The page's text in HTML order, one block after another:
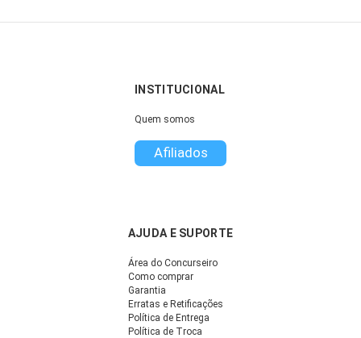
INSTITUCIONAL
Quem somos
Afiliados
AJUDA E SUPORTE
Área do Concurseiro
Como comprar
Garantia
Erratas e Retificações
Política de Entrega
Política de Troca